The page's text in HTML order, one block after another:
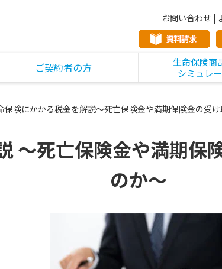
お問い合わせ |
ご契約者の方
生命保険商
シミュレ
保険にかかる税金を解説～死亡保険金や満期保険金の受
～死亡保険金や満期保
のか～